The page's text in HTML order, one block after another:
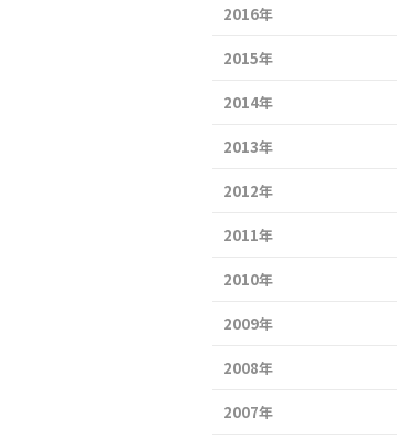
2016年
2015年
2014年
2013年
2012年
2011年
2010年
2009年
2008年
2007年